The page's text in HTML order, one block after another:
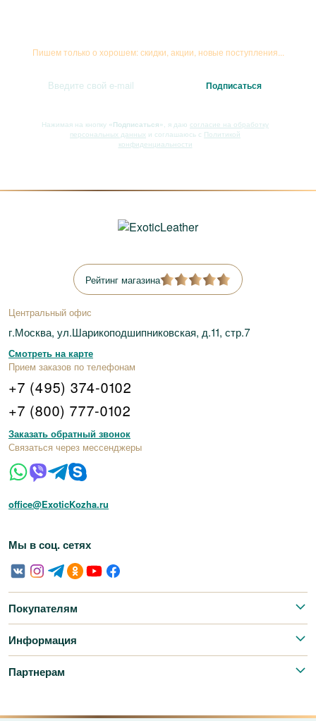
Пишем только о хорошем: скидки, акции, новые поступления...
Нажимая на кнопку «Подписаться» , я даю согласие на обработку
персональных данных и соглашаюсь с Политикой
конфиденциальности
Рейтинг магазина
Центральный офис
г.Москва, ул.Шарикоподшипниковская, д.11, стр.7
Смотреть на карте
Прием заказов по телефонам
+7 (495) 374-0102
+7 (800) 777-0102
Заказать обратный звонок
Связаться через мессенджеры
office@ExoticKozha.ru
Мы в соц. сетях
Покупателям
Информация
Партнерам